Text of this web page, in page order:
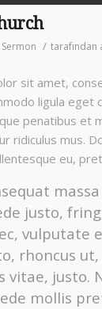
Sermon / tarafından
sit amet,
ligula eget
penatibus et
ridiculus mus.
eu,
justo,
vulputate
rhoncus
vitae, justo.
mollis